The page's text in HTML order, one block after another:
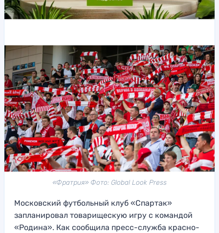
«Фратрия» Фото: Global Look Press
Московский футбольный клуб «Спартак»
запланировал товарищескую игру с командой
«Родина». Как сообщила пресс-служба красно-